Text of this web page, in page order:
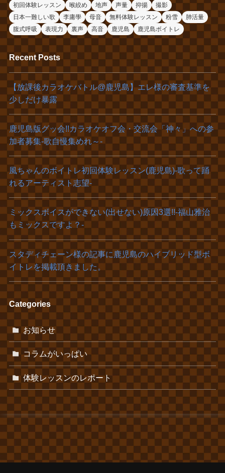
初回体験レッスン
喉絞め 地声 声量 抑揚
撮影
日本一難しい歌
李庸學 母音 無料体験レッスン 粉雪
肺活量
腹式呼吸
表現力 裏声 高音 鹿児島 鹿児島ボイトレ
Recent Posts
【放課後カラオケバトル@鹿児島】エレ様の審査基準を
少しだけ暴露
鹿児島版グッ会!!カラオケオフ会・交流会「神々」への参
加者募集‐歌自慢集めれ～‐
風ちゃんのボイトレ初回体験レッスン(鹿児島)‐歌って踊
れるアーティスト志望‐
ミックスボイスができない(出せない)原因3選!!-福山雅治
もミックスですよ？-
スタディチェーン様の記事に鹿児島のハイブリッド型ボ
イトレを掲載頂きました。
Categories
お知らせ
コラムがいっぱい
体験レッスンのレポート